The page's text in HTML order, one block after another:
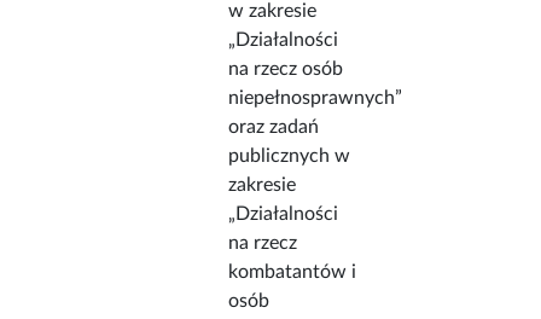
w zakresie
„Działalności
na rzecz osób
niepełnosprawnych”
oraz zadań
publicznych w
zakresie
„Działalności
na rzecz
kombatantów i
osób